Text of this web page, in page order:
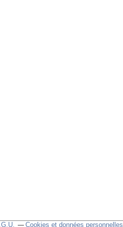
Cookies et données personnelles